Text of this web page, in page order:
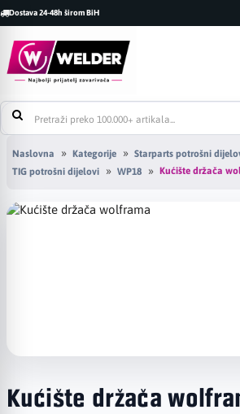
Dostava 24-48h širom BiH
Naslovna Kategorije
Starparts potrošni
TIG potrošni dijelovi
WP18 Kućište držača
Kućište držača